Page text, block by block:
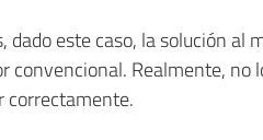
dado este caso, la solución al
convencional. Realmente, no
correctamente.